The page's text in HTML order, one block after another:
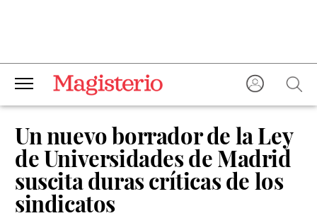
Un nuevo borrador de la Ley
de Universidades de Madrid
suscita duras críticas de los
sindicatos